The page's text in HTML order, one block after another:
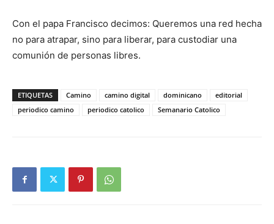
Con el papa Francisco decimos: Queremos una red hecha
no para atrapar, sino para liberar, para custodiar una
comunión de personas libres.
ETIQUETAS Camino camino digital dominicano
editorial
periodico camino
periodico catolico Semanario Catolico